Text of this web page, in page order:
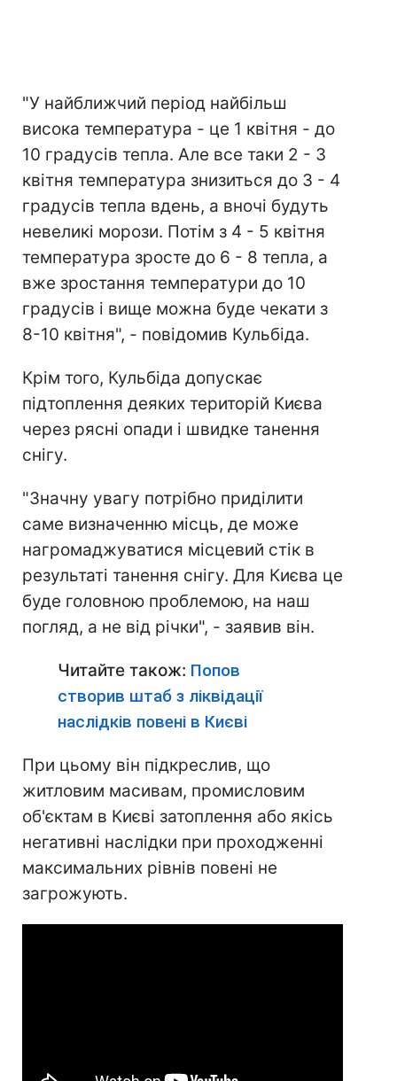
"У найближчий період найбільш
висока температура - це 1 квітня - до
10 градусів тепла. Але все таки 2 - 3
квітня температура знизиться до 3 - 4
градусів тепла вдень, а вночі будуть
невеликі морози. Потім з 4 - 5 квітня
температура зросте до 6 - 8 тепла, а
вже зростання температури до 10
градусів і вище можна буде чекати з
8-10 квітня", - повідомив Кульбіда.
Крім того, Кульбіда допускає
підтоплення деяких територій Києва
через рясні опади і швидке танення
снігу.
"Значну увагу потрібно приділити
саме визначенню місць, де може
нагромаджуватися місцевий стік в
результаті танення снігу. Для Києва це
буде головною проблемою, на наш
погляд, а не від річки", - заявив він.
Читайте також: Попов
створив штаб з ліквідації
наслідків повені в Києві
При цьому він підкреслив, що
житловим масивам, промисловим
об'єктам в Києві затоплення або якісь
негативні наслідки при проходженні
максимальних рівнів повені не
загрожують.